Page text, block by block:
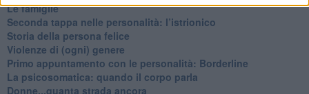
Le famiglie
Seconda tappa nelle personalità: l’istrionico
​Storia della persona felice
Violenze di (ogni) genere
​Primo appuntamento con le personalità: Borderline
La psicosomatica: quando il corpo parla
Donne...quanta strada ancora